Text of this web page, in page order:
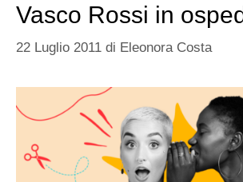
Vasco Rossi in
22 Luglio 2011 di Eleonora Costa